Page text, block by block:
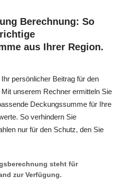
Berechnung: So
aus Ihrer Region.
persönlicher Beitrag für den
unserem Rechner ermitteln Sie
Deckungssumme für Ihre
So verhindern Sie
nur für den Schutz, den Sie
steht für
zur Verfügung.